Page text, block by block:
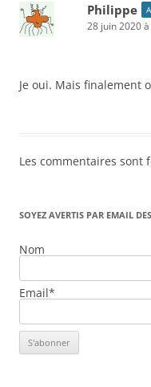
Philippe
28 juin 2020
Je oui. Mais finalement
Les commentaires sont
SOYEZ AVERTIS PAR EMAIL
Nom
Email*